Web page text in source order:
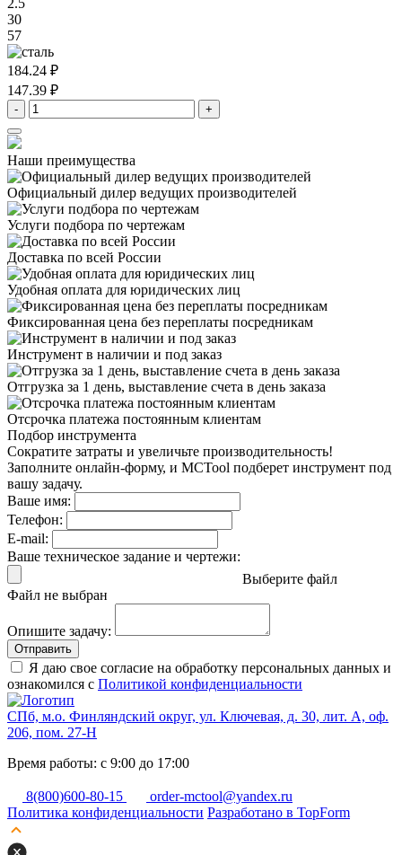
2.5
30
57
184.24 ₽
147.39 ₽
- +
Наши преимущества
Официальный дилер ведущих производителей
Услуги подбора по чертежам
Доставка по всей России
Удобная оплата для юридических лиц
Фиксированная цена без переплаты посредникам
Инструмент в наличии и под заказ
Отгрузка за 1 день, выставление счета в день заказа
Отсрочка платежа постоянным клиентам
Подбор инструмента
Сократите затраты и увеличьте производительность!
Заполните онлайн-форму, и MCTool подберет инструмент под
вашу задачу.
Ваше имя:
Телефон:
E-mail:
Ваше техническое задание и чертежи:
Выберите файл
Файл не выбран
Опишите задачу:
Отправить
Я даю свое согласие на обработку персональных данных и
ознакомился с Политикой конфиденциальности
СПб, м.о. Финляндский округ, ул. Ключевая, д. 30, лит. А, оф.
206, пом. 27-Н
Время работы: с 9:00 до 17:00
8(800)600-80-15
order-mctool@yandex.ru
Политика конфиденциальности Разработано в TopForm